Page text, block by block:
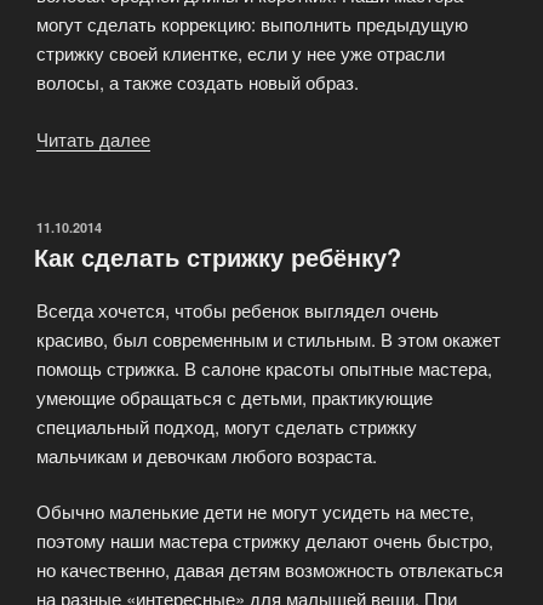
могут сделать коррекцию: выполнить предыдущую
стрижку своей клиентке, если у нее уже отрасли
волосы, а также создать новый образ.
Читать далее
ОПУБЛИКОВАНО
11.10.2014
Как сделать стрижку ребёнку?
Всегда хочется, чтобы ребенок выглядел очень
красиво, был современным и стильным. В этом окажет
помощь стрижка. В салоне красоты опытные мастера,
умеющие обращаться с детьми, практикующие
специальный подход, могут сделать стрижку
мальчикам и девочкам любого возраста.
Обычно маленькие дети не могут усидеть на месте,
поэтому наши мастера стрижку делают очень быстро,
но качественно, давая детям возможность отвлекаться
на разные «интересные» для малышей вещи. При